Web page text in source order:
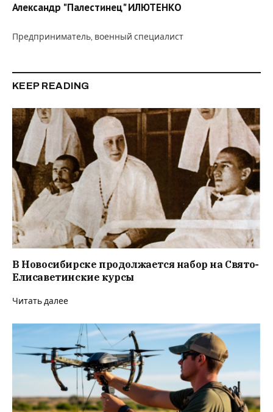
Александр "Палестинец" ИЛЮТЕНКО
Предприниматель, военный специалист
KEEP READING
В Новосибирске продолжается набор на Свято-
Елисаветинские курсы
Читать далее